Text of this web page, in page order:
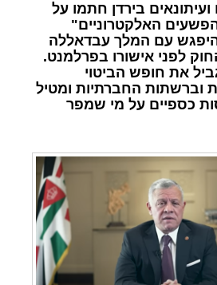
בירדן חתמו על
האלקטרוניים"
עם המלך עבדאללה
לפני אישורו בפרלמנט.
את חופש הביטוי
וברשתות החברתיות ומטיל
כספיים על מי שמפר